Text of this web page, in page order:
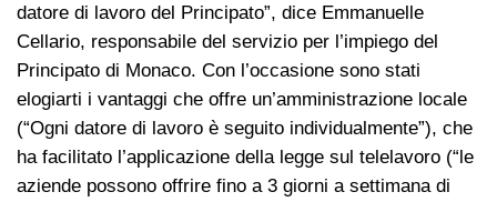
datore di lavoro del Principato”, dice Emmanuelle
Cellario, responsabile del servizio per l’impiego del
Principato di Monaco. Con l’occasione sono stati
elogiarti i vantaggi che offre un’amministrazione locale
(“Ogni datore di lavoro è seguito individualmente”), che
ha facilitato l’applicazione della legge sul telelavoro (“le
aziende possono offrire fino a 3 giorni a settimana di